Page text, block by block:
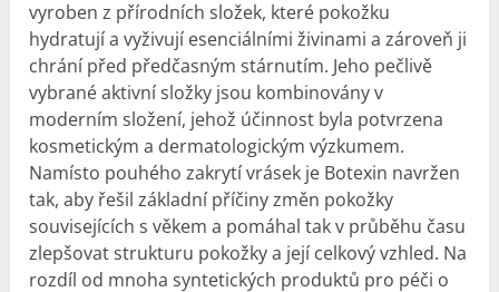
vyroben z přírodních složek, které pokožku
hydratují a vyživují esenciálními živinami a zároveň ji
chrání před předčasným stárnutím. Jeho pečlivě
vybrané aktivní složky jsou kombinovány v
moderním složení, jehož účinnost byla potvrzena
kosmetickým a dermatologickým výzkumem.
Namísto pouhého zakrytí vrásek je Botexin navržen
tak, aby řešil základní příčiny změn pokožky
souvisejících s věkem a pomáhal tak v průběhu času
zlepšovat strukturu pokožky a její celkový vzhled. Na
rozdíl od mnoha syntetických produktů pro péči o